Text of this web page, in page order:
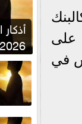
على
في
الملك